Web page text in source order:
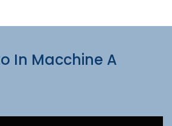
In Macchine A